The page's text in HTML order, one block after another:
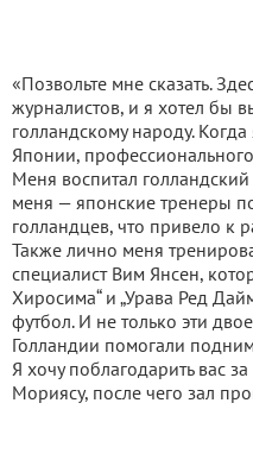
«Позвольте мне сказать.
журналистов, и я хотел бы
голландскому народу.
Японии,
Меня воспитал
меня — японские тренеры
голландцев, что привело к
Также лично меня
специалист Вим Янсен,
Хиросима“ и „Урава Ред
футбол. И не только эти
Голландии помогали
Я хочу поблагодарить вас
Мориясу, после чего зал